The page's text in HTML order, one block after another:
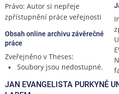
Právo: Autor si nepřeje
zpřístupnění práce veřejnosti
Obsah online archivu závěrečné
práce
Zveřejněno v Theses:
Soubory jsou nedostupné.
JAN EVANGELISTA PURKYNĚ